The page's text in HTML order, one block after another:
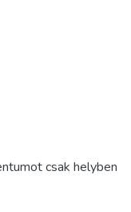
csak helyben